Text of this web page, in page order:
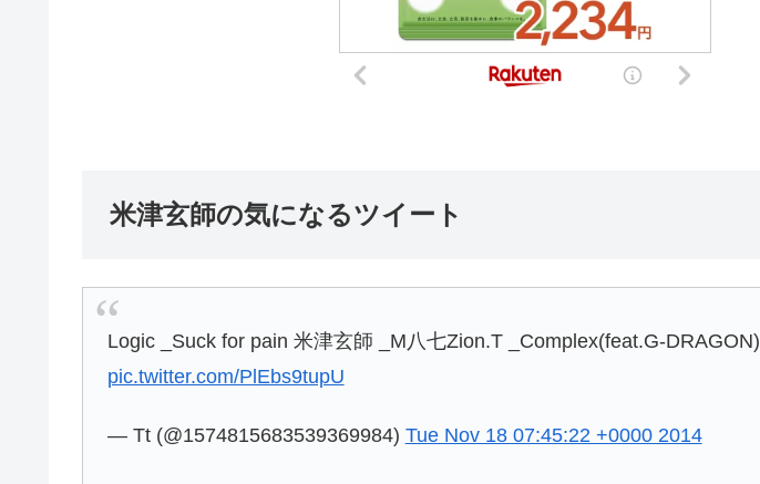
米津玄師の気になるツイート
Logic _Suck for pain 米津玄師 _M八七Zion.T _Complex(feat.G-DRAGON)
pic.twitter.com/PlEbs9tupU
— Tt (@1574815683539369984) Tue Nov 18 07:45:22 +0000 2014